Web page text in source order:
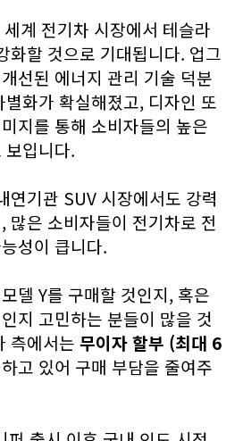
세계 전기차 시장에서 테슬라
화할 것으로 기대됩니다. 업그
선된 에너지 관리 기술 덕분
화가 확실해졌고, 디자인 또
지를 통해 소비자들의 높은
보입니다.
연기관 SUV 시장에서도 강력
많은 소비자들이 전기차로 전
성이 큽니다.
델 Y를 구매할 것인지, 혹은
지 고민하는 분들이 많을 것
측에서는 무이자 할부 (최대 6
고 있어 구매 부담을 줄여주